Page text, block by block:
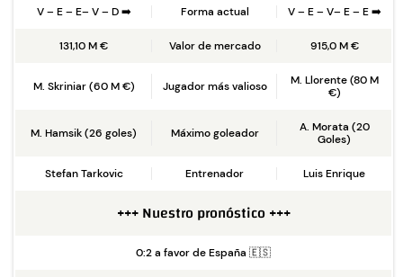
V – E – E– V – D ➡️ Forma actual V – E – V– E – E ➡️
131,10 M € Valor de mercado 915,0 M €
M. Skriniar (60 M €) Jugador más valioso
M. Llorente (80 M
€)
M. Hamsik (26 goles) Máximo goleador
A. Morata (20
Goles)
Stefan Tarkovic Entrenador Luis Enrique
+++ Nuestro pronóstico +++
0:2 a favor de España 🇪🇸